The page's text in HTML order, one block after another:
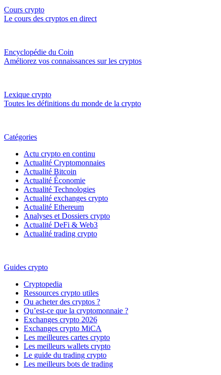
Cours crypto
Le cours des cryptos en direct
Encyclopédie du Coin
Améliorez vos connaissances sur les cryptos
Lexique crypto
Toutes les définitions du monde de la crypto
Catégories
Actu crypto en continu
Actualité Cryptomonnaies
Actualité Bitcoin
Actualité Économie
Actualité Technologies
Actualité exchanges crypto
Actualité Ethereum
Analyses et Dossiers crypto
Actualité DeFi & Web3
Actualité trading crypto
Guides crypto
Cryptopedia
Ressources crypto utiles
Ou acheter des cryptos ?
Qu’est-ce que la cryptomonnaie ?
Exchanges crypto 2026
Exchanges crypto MiCA
Les meilleures cartes crypto
Les meilleurs wallets crypto
Le guide du trading crypto
Les meilleurs bots de trading